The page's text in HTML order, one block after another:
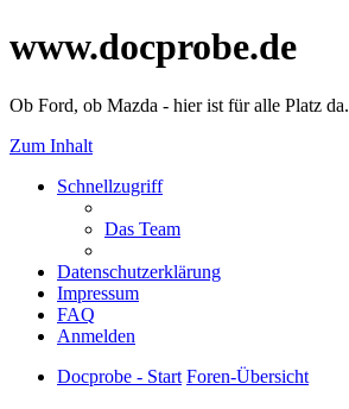
www.docprobe.de
Ob Ford, ob Mazda - hier ist für alle Platz da.
Zum Inhalt
Schnellzugriff
Das Team
Datenschutzerklärung
Impressum
FAQ
Anmelden
Docprobe - Start Foren-Übersicht